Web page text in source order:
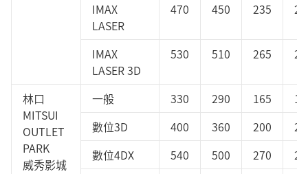
IMAX
LASER
470 450 235
IMAX
LASER 3D
530 510 265
林口
MITSUI
OUTLET
PARK
威秀影城
一般 330 290 165
數位3D
400 360 200
數位4DX
540 500 270